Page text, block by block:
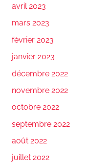
avril 2023
mars 2023
février 2023
janvier 2023
décembre 2022
novembre 2022
octobre 2022
septembre 2022
août 2022
juillet 2022